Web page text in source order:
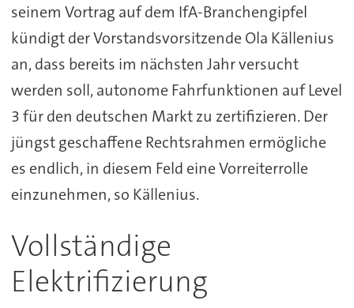
seinem Vortrag auf dem IfA-Branchengipfel
kündigt der Vorstandsvorsitzende Ola Källenius
an, dass bereits im nächsten Jahr versucht
werden soll, autonome Fahrfunktionen auf Level
3 für den deutschen Markt zu zertifizieren. Der
jüngst geschaffene Rechtsrahmen ermögliche
es endlich, in diesem Feld eine Vorreiterrolle
einzunehmen, so Källenius.
Vollständige
Elektrifizierung